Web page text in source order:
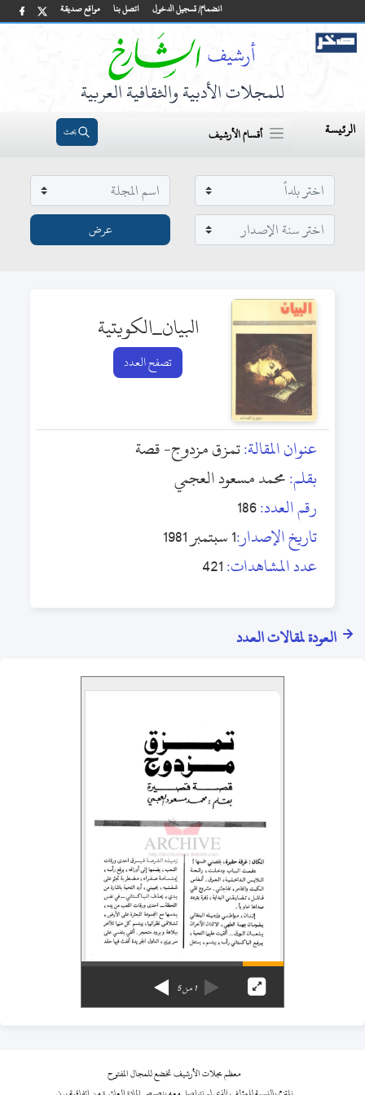
مواقع صديقة اتصل بنا انضمام/ تسجيل الدخول
للمجلات الأدبية والثقافية العربية
الرئيسة أقسام الأرشيف بحث
البيان_الكويتية
تصفح العدد
عنوان المقالة:تمزق مزدوج- قصة
بقلم:محمد مسعود العجمي
رقم العدد:186
تاريخ الإصدار:1 سبتمبر 1981
عدد المشاهدات:421
العودة لمقالات العدد
1من5
معظم مجلات الأرشيف تخضع للمجال المفتوح